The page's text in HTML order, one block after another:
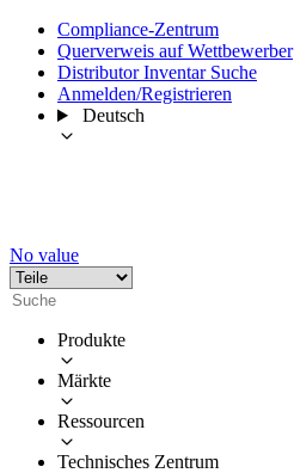
Compliance-Zentrum
Querverweis auf Wettbewerber
Distributor Inventar Suche
Anmelden/Registrieren
Deutsch
No value
Produkte
Märkte
Ressourcen
Technisches Zentrum